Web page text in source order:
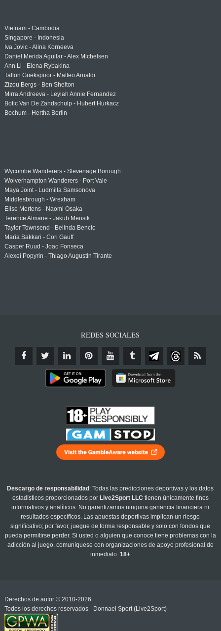
Vietnam - Cambodia
Singapore - Indonesia
Iva Jovic - Alina Korneeva
Daniel Merida Aguilar - Alex Michelsen
Ann Li - Elena Rybakina
Tallon Griekspoor - Matteo Arnaldi
Zizou Bergs - Ben Shelton
Mirra Andreeva - Leylah Annie Fernandez
Botic Van De Zandschulp - Hubert Hurkacz
Bochum - Hertha Berlin
Wycombe Wanderers - Stevenage Borough
Wolverhampton Wanderers - Port Vale
Maya Joint - Ludmilla Samsonova
Middlesbrough - Wrexham
Elise Mertens - Naomi Osaka
Terence Atmane - Jakub Mensik
Taylor Townsend - Belinda Bencic
Maria Sakkari - Cori Gauff
Casper Ruud - Joao Fonseca
Alexei Popyrin - Thiago Augustin Tirante
REDES SOCIALES
Descargo de responsabilidad : Todas las predicciones deportivas y los datos
estadísticos proporcionados por Live2Sport LLC tienen únicamente fines
informativos y analíticos. No garantizamos ninguna ganancia financiera ni
resultados específicos. Las apuestas deportivas implican un riesgo
significativo; por favor, juegue de forma responsable y solo con fondos que
pueda permitirse perder. Si usted o alguien que conoce tiene problemas con la
adicción al juego, comuníquese con organizaciones de apoyo profesional de
inmediato.18+
Derechos de autor © 2010-2026
Todos los derechos reservados - Donnael Sport (Live2Sport)